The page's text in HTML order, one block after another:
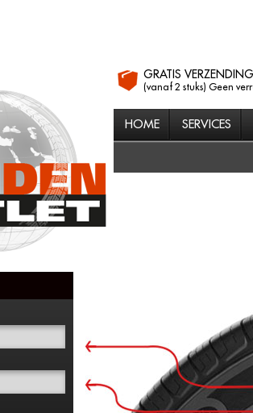
GRATIS VERZENDING
(vanaf 2 stuks) Geen
HOME SERVICES